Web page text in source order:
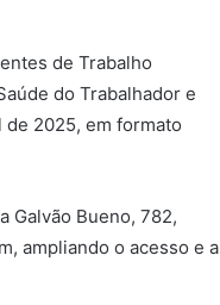
de Trabalho
do Trabalhador e
de 2025, em formato
Galvão Bueno, 782,
ampliando o acesso e a